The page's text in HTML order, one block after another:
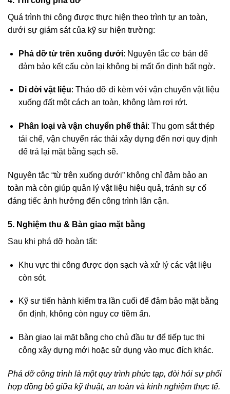
Quá trình thi công được thực hiện theo trình tự an toàn,
dưới sự giám sát của kỹ sư hiện trường:
Phá dỡ từ trên xuống dưới: Nguyên tắc cơ bản để
đảm bảo kết cấu còn lại không bị mất ổn định bất ngờ.
Di dời vật liệu: Tháo dỡ đi kèm với vận chuyển vật liệu
xuống đất một cách an toàn, không làm rơi rớt.
Phân loại và vận chuyển phế thải: Thu gom sắt thép
tái chế, vận chuyển rác thải xây dựng đến nơi quy định
để trả lại mặt bằng sạch sẽ.
Nguyên tắc “từ trên xuống dưới” không chỉ đảm bảo an
toàn mà còn giúp quản lý vật liệu hiệu quả, tránh sự cố
đáng tiếc ảnh hưởng đến công trình lân cận.
5. Nghiệm thu & Bàn giao mặt bằng
Sau khi phá dỡ hoàn tất:
Khu vực thi công được dọn sạch và xử lý các vật liệu
còn sót.
Kỹ sư tiến hành kiểm tra lần cuối để đảm bảo mặt bằng
ổn định, không còn nguy cơ tiềm ẩn.
Bàn giao lại mặt bằng cho chủ đầu tư để tiếp tục thi
công xây dựng mới hoặc sử dụng vào mục đích khác.
Phá dỡ công trình là một quy trình phức tạp, đòi hỏi sự phối
hợp đồng bộ giữa kỹ thuật, an toàn và kinh nghiệm thực tế.